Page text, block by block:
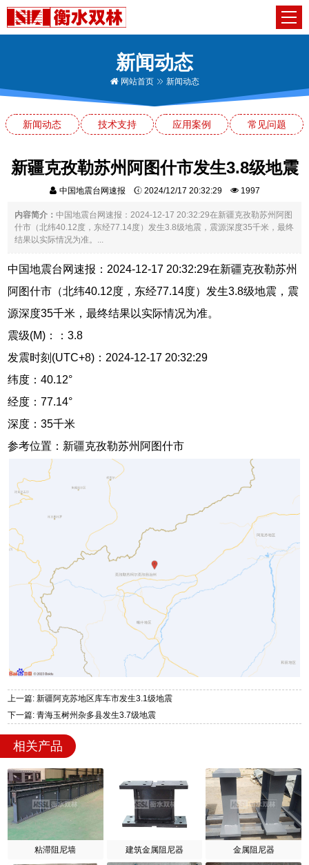
新闻动态
网站首页 新闻动态
新闻动态 技术支持 应用案例 常见问题
新疆克孜勒苏州阿图什市发生3.8级地震
中国地震台网速报 2024/12/17 20:32:29 1997
内容简介：中国地震台网速报：2024-12-17 20:32:29在新疆克孜勒苏州阿图
什市（北纬40.12度，东经77.14度）发生3.8级地震，震源深度35千米，最终
结果以实际情况为准。...
中国地震台网速报：2024-12-17 20:32:29在新疆克孜勒苏州
阿图什市（北纬40.12度，东经77.14度）发生3.8级地震，震
源深度35千米，最终结果以实际情况为准。
震级(M)：：3.8
发震时刻(UTC+8)：2024-12-17 20:32:29
纬度：40.12°
经度：77.14°
深度：35千米
参考位置：新疆克孜勒苏州阿图什市
上一篇: 新疆阿克苏地区库车市发生3.1级地震
下一篇: 青海玉树州杂多县发生3.7级地震
相关产品
粘滞阻尼墙 建筑金属阻尼器 金属阻尼器